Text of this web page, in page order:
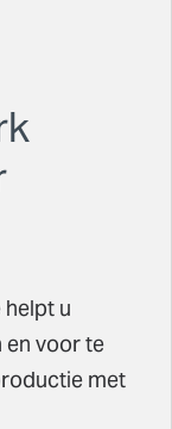
u
voor te
met